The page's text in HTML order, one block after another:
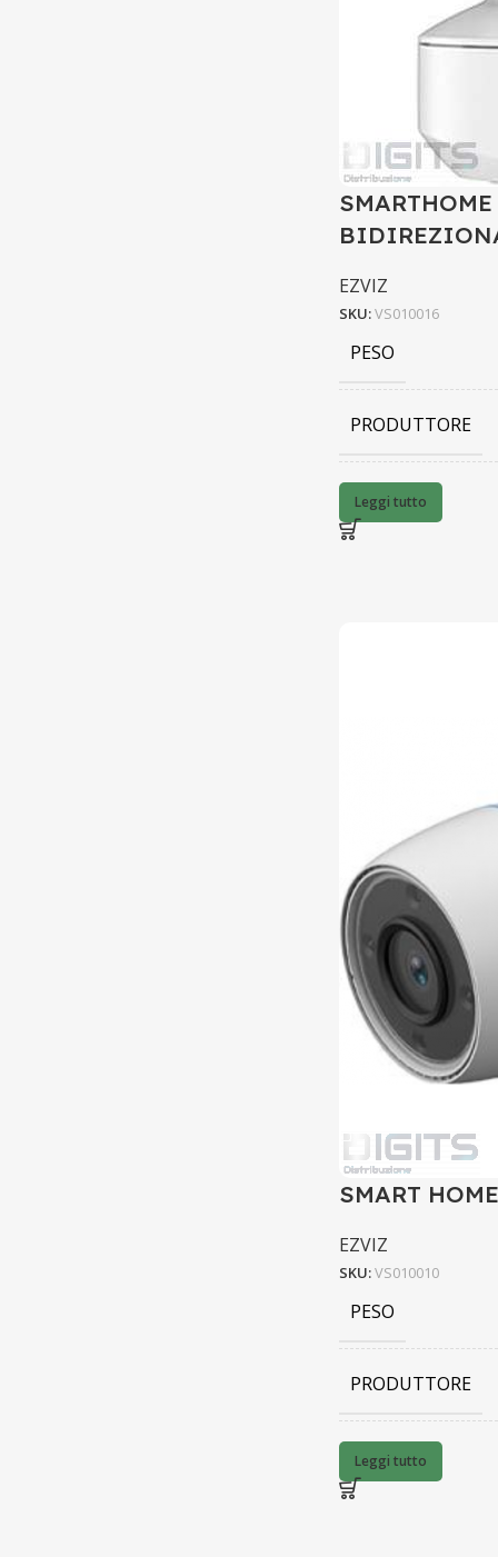
EZVIZ
SKU:VS010016
PESO
PRODUTTORE
BARCODE
Leggi tutto
SMART
EZVIZ
SKU:VS010010
PESO
PRODUTTORE
BARCODE
Leggi tutto